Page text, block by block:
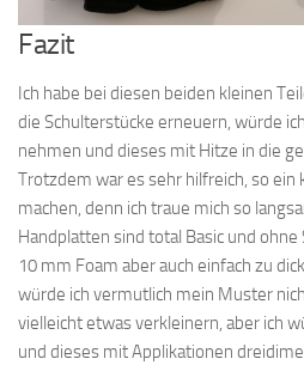
Fazit
Ich habe bei diesen beiden kleinen
die Schulterstücke erneuern, würde
nehmen und dieses mit Hitze in die
Trotzdem war es sehr hilfreich, so
machen, denn ich traue mich so
Handplatten sind total Basic und
10 mm Foam aber auch einfach zu
würde ich vermutlich mein Muster
vielleicht etwas verkleinern, aber ich
und dieses mit Applikationen